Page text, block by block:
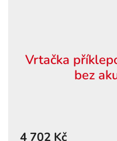
Vrtačka
bez
4 702 Kč